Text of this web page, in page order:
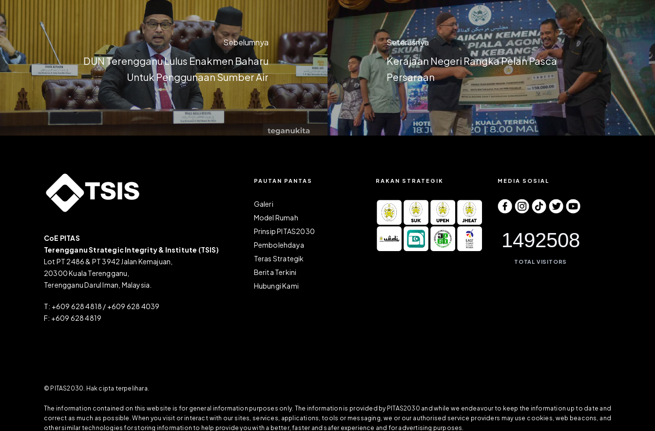
Sebelumnya
DUN Terengganu Lulus Enakmen Baharu
Untuk Penggunaan Sumber Air
Seterusnya
Kerajaan Negeri Rangka Pelan Pasca
Persaraan
CoE PITAS
Terengganu Strategic Integrity & Institute (TSIS)
Lot PT 2486 & PT 3942 Jalan Kemajuan,
20300 Kuala Terengganu,
Terengganu Darul Iman, Malaysia.
T: +609 628 4818 / +609 628 4039
F: +609 628 4819
PAUTAN PANTAS
Galeri
Model Rumah
Prinsip PITAS2030
Pembolehdaya
Teras Strategik
Berita Terkini
Hubungi Kami
RAKAN STRATEGIK MEDIA SOSIAL
1492508
TOTAL VISITORS
© PITAS2030. Hak cipta terpelihara.
The information contained on this website is for general information purposes only. The information is provided by PITAS2030 and while we endeavour to keep the information up to date and
correct as much as possible. When you visit or interact with our sites, services, applications, tools or messaging, we or our authorised service providers may use cookies, web beacons, and
other similar technologies for storing information to help provide you with a better, faster and safer experience and for advertising purposes.